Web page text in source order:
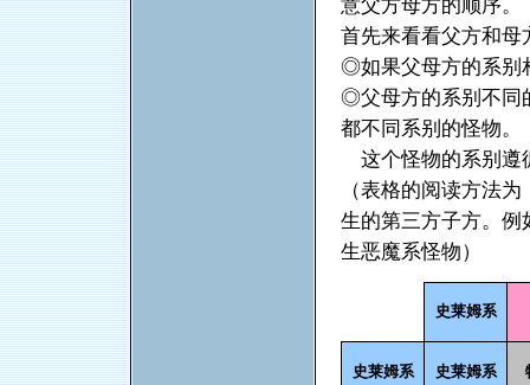
意父方母方的顺序。
首先来看看父方和母
◎如果父母方的系别
◎父母方的系别不同
都不同系别的怪物。
这个怪物的系别遵
（表格的阅读方法
生的第三方子方。例
生恶魔系怪物）
史莱姆系
史莱姆系 史莱姆系